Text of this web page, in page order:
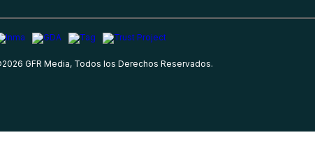
2026 GFR Media, Todos los Derechos Reservados.